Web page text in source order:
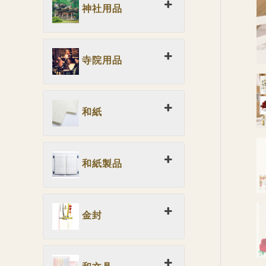
神社用品
寺院用品
和紙
和紙製品
金封